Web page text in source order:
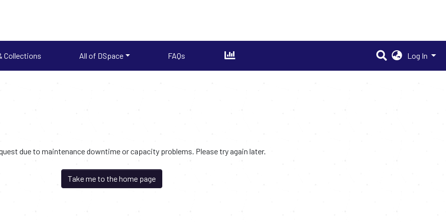
Collections All of DSpace FAQs Log In
due to maintenance downtime or capacity problems. Please try again later.
Take me to the home page